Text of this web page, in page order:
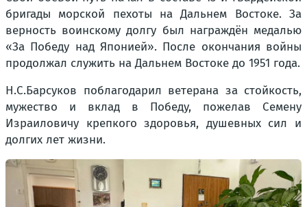
бригады морской пехоты на Дальнем Востоке. За
верность воинскому долгу был награждён медалью
«За Победу над Японией». После окончания войны
продолжал служить на Дальнем Востоке до 1951 года.
Н.С.Барсуков поблагодарил ветерана за стойкость,
мужество и вклад в Победу, пожелав Семену
Израиловичу крепкого здоровья, душевных сил и
долгих лет жизни.